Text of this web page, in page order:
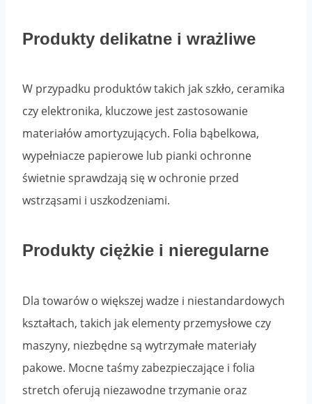
Produkty delikatne i wrażliwe
W przypadku produktów takich jak szkło, ceramika
czy elektronika, kluczowe jest zastosowanie
materiałów amortyzujących. Folia bąbelkowa,
wypełniacze papierowe lub pianki ochronne
świetnie sprawdzają się w ochronie przed
wstrząsami i uszkodzeniami.
Produkty ciężkie i nieregularne
Dla towarów o większej wadze i niestandardowych
kształtach, takich jak elementy przemysłowe czy
maszyny, niezbędne są wytrzymałe materiały
pakowe. Mocne taśmy zabezpieczające i folia
stretch oferują niezawodne trzymanie oraz